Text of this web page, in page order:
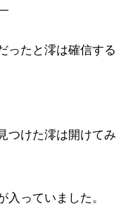
ったと澪は確信する
つけた澪は開けてみ
入っていました。